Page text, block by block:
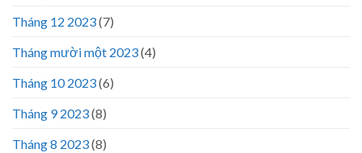
Tháng 12 2023(7)
Tháng mười một 2023(4)
Tháng 10 2023(6)
Tháng 9 2023(8)
Tháng 8 2023(8)